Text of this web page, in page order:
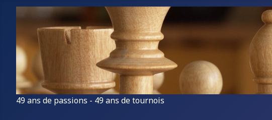
49 ans de passions - 49 ans de tournois